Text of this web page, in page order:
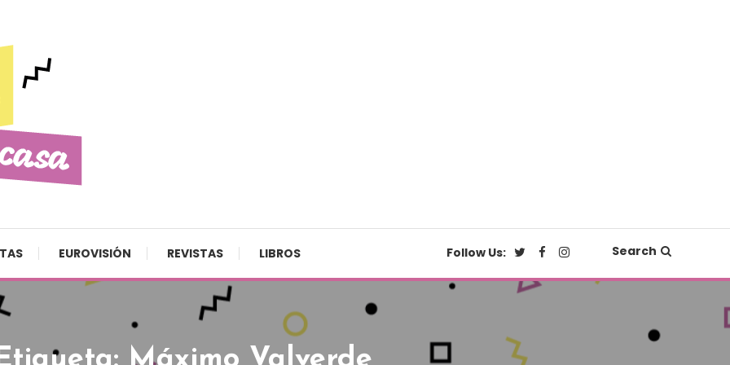
EUROVISIÓN REVISTAS LIBROS Follow Us: Search